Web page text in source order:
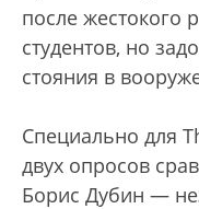
после жестокого
студентов, но
стояния в
Специально для
двух опросов
Борис Дубин —